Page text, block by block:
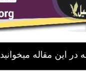
در این مقاله میخوانید